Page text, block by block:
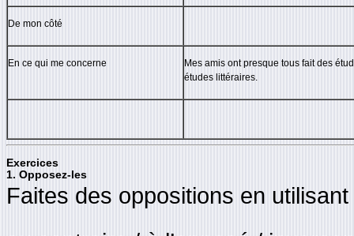
De mon côté
En ce qui me concerne
Mes amis ont presque tous fait des
études littéraires.
Exercices
1. Opposez-les
Faites des oppositions en